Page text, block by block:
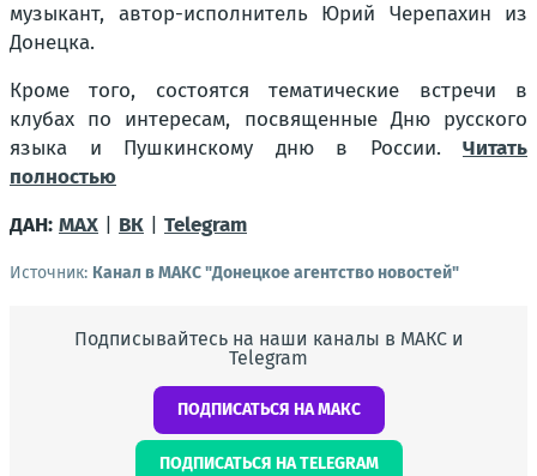
музыкант, автор-исполнитель Юрий Черепахин из
Донецка.
Кроме того, состоятся тематические встречи в
клубах по интересам, посвященные Дню русского
языка и Пушкинскому дню в России. Читать
полностью
ДАН: MAX ВК Telegram
Источник: Канал в МАКС "Донецкое агентство новостей"
Подписывайтесь на наши каналы в МАКС и
Telegram
ПОДПИСАТЬСЯ НА МАКС
ПОДПИСАТЬСЯ НА TELEGRAM